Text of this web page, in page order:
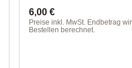
Regulärer Preis:
6,00 €
Preise inkl. MwSt. Endbetrag
Bestellen berechnet.